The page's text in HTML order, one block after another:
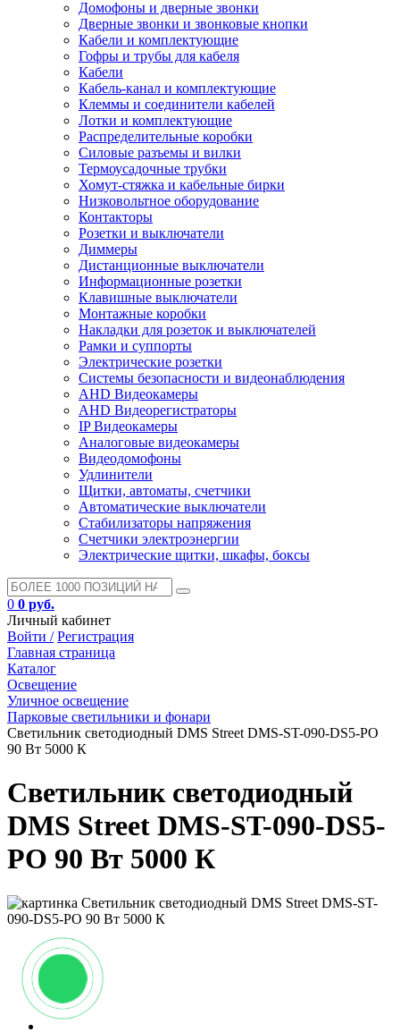
Домофоны и дверные звонки
Дверные звонки и звонковые кнопки
Кабели и комплектующие
Гофры и трубы для кабеля
Кабели
Кабель-канал и комплектующие
Клеммы и соединители кабелей
Лотки и комплектующие
Распределительные коробки
Силовые разъемы и вилки
Термоусадочные трубки
Хомут-стяжка и кабельные бирки
Низковольтное оборудование
Контакторы
Розетки и выключатели
Диммеры
Дистанционные выключатели
Информационные розетки
Клавишные выключатели
Монтажные коробки
Накладки для розеток и выключателей
Рамки и суппорты
Электрические розетки
Системы безопасности и видеонаблюдения
AHD Видеокамеры
AHD Видеорегистраторы
IP Видеокамеры
Аналоговые видеокамеры
Видеодомофоны
Удлинители
Щитки, автоматы, счетчики
Автоматические выключатели
Стабилизаторы напряжения
Счетчики электроэнергии
Электрические щитки, шкафы, боксы
0 0 руб.
Личный кабинет
Войти / Регистрация
Главная страница
Каталог
Освещение
Уличное освещение
Парковые светильники и фонари
Светильник светодиодный DMS Street DMS-ST-090-DS5-PO
90 Вт 5000 К
Светильник светодиодный
DMS Street DMS-ST-090-DS5-
PO 90 Вт 5000 К